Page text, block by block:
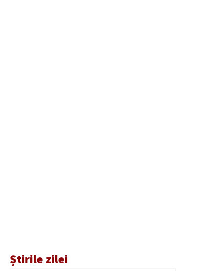
Știrile zilei